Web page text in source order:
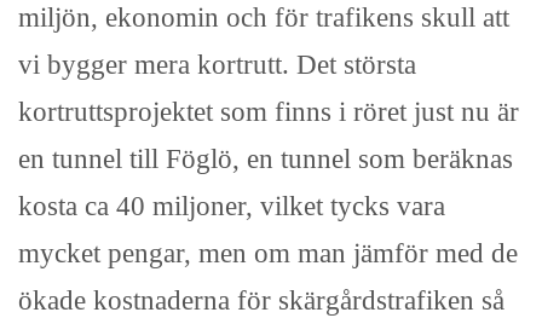
miljön, ekonomin och för trafikens skull att
vi bygger mera kortrutt. Det största
kortruttsprojektet som finns i röret just nu är
en tunnel till Föglö, en tunnel som beräknas
kosta ca 40 miljoner, vilket tycks vara
mycket pengar, men om man jämför med de
ökade kostnaderna för skärgårdstrafiken så